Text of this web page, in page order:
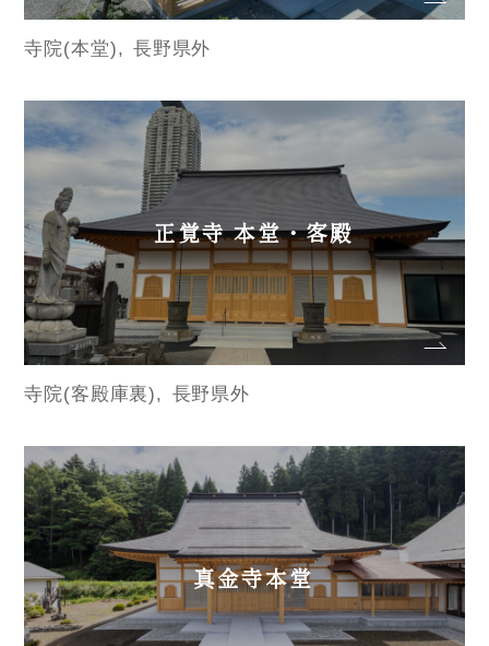
寺院(本堂) 長野県外
正覚寺 本堂・客殿
寺院(客殿庫裏) 長野県外
真金寺本堂